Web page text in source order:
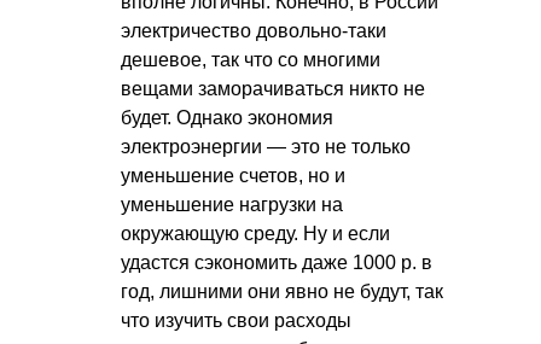
электричество довольно-таки
дешевое, так что со многими
вещами заморачиваться никто не
будет. Однако экономия
электроэнергии — это не только
уменьшение счетов, но и
уменьшение нагрузки на
окружающую среду. Ну и если
удастся сэкономить даже 1000 р. в
год, лишними они явно не будут, так
что изучить свои расходы